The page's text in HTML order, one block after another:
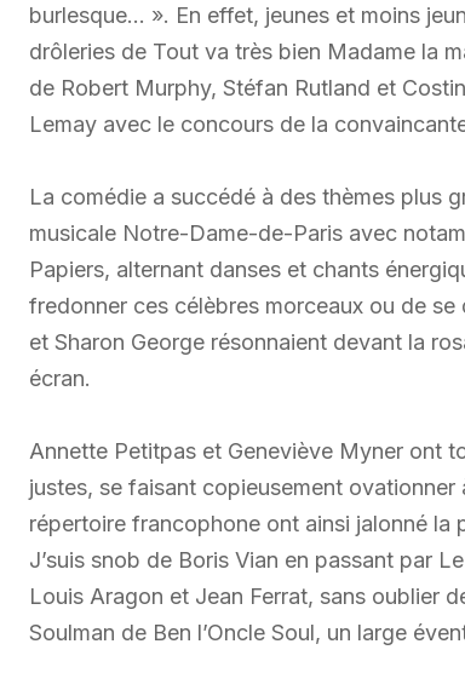
burlesque… ». En effet, jeunes et moins
drôleries de Tout va très bien Madame la
de Robert Murphy, Stéfan Rutland et
Lemay avec le concours de la
La comédie a succédé à des thèmes plus
musicale Notre-Dame-de-Paris avec
Papiers, alternant danses et chants
fredonner ces célèbres morceaux ou de
et Sharon George résonnaient devant la
écran.
Annette Petitpas et Geneviève Myner ont
justes, se faisant copieusement
répertoire francophone ont ainsi jalonné la
J’suis snob de Boris Vian en passant par
Louis Aragon et Jean Ferrat, sans oublier
Soulman de Ben l’Oncle Soul, un large